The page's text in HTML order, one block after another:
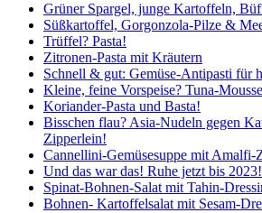
Grüner Spargel, junge Kartoffeln,
Süßkartoffel, Gorgonzola-Pilze &
Trüffel? Pasta!
Zitronen-Pasta mit Kräutern
Schnell & gut: Gemüse-Antipasti für
Kleine, feine Vorspeise? Tuna-
Koriander-Pasta und Basta!
Bisschen flau? Asia-Nudeln gegen
Zipperlein!
Cannellini-Gemüsesuppe mit Amalfi-
Und das war das! Ruhe jetzt bis 2023!
Spinat-Bohnen-Salat mit Tahin-
Bohnen- Kartoffelsalat mit Sesam-